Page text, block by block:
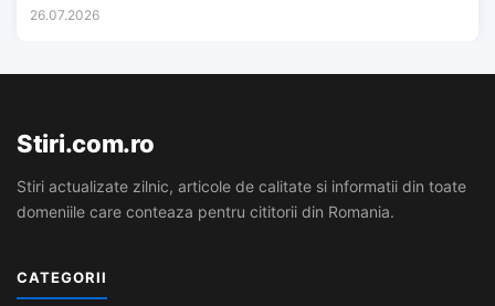
26.07.2026
Stiri.com.ro
Stiri actualizate zilnic, articole de calitate si informatii din toate
domeniile care conteaza pentru cititorii din Romania.
CATEGORII